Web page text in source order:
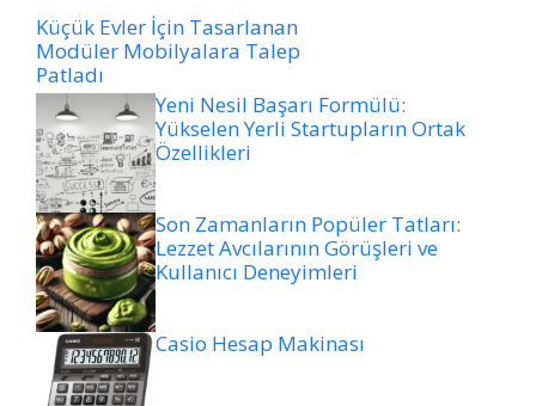
Küçük Evler İçin Tasarlanan
Modüler Mobilyalara Talep
Patladı
Yeni Nesil Başarı Formülü:
Yükselen Yerli Startupların Ortak
Özellikleri
Son Zamanların Popüler Tatları:
Lezzet Avcılarının Görüşleri ve
Kullanıcı Deneyimleri
Casio Hesap Makinası